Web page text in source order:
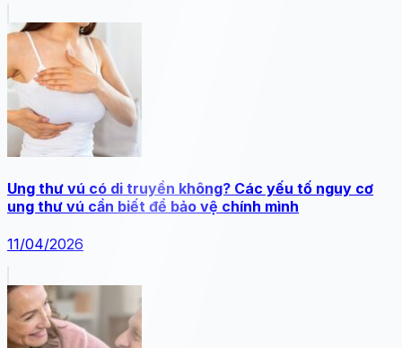
Ung thư vú có di truyền không? Các yếu tố nguy cơ
ung thư vú cần biết để bảo vệ chính mình
11/04/2026